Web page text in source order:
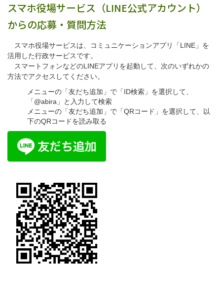
スマホ役場サービス（LINE公式アカウント）
からの応募・質問方法
スマホ役場サービスは、コミュニケーションアプリ「LINE」を
活用した行政サービスです。
スマートフォンなどのLINEアプリを起動して、次のいずれかの
方法でアクセスしてください。
メニューの「友だち追加」で「ID検索」を選択して、
「@abira」と入力して検索
メニューの「友だち追加」で「QRコード」を選択して、以
下のQRコードを読み取る